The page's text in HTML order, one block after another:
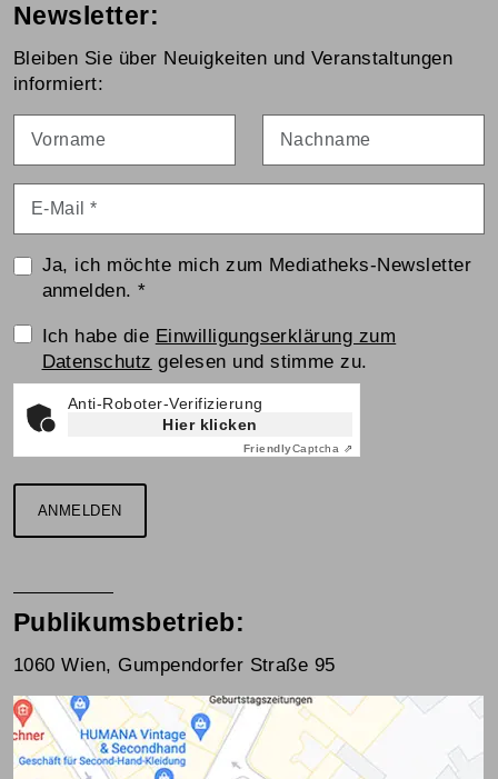
Newsletter:
Bleiben Sie über Neuigkeiten und Veranstaltungen
informiert:
Ja, ich möchte mich zum Mediatheks-Newsletter
anmelden.*
Einwilligungserklärung
Ich habe die Einwilligungserklärung zum
Datenschutz gelesen und stimme zu.
Anti-Roboter-Verifizierung
Hier klicken
FriendlyCaptcha ⇗
ANMELDEN
Publikumsbetrieb:
1060 Wien, Gumpendorfer Straße 95